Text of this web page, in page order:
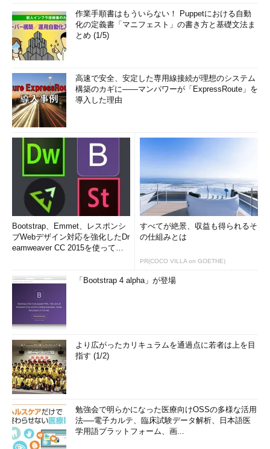
作業手順書はもういらない！ Puppetにおける自動
化の定義書「マニフェスト」の書き方と基礎文法ま
とめ (1/5)
高速で安全、安定した専用線接続が理想のシステム
構築のカギに――マンパワーが「ExpressRoute」を
導入した理由
Bootstrap、Emmet、レスポンシ
ブWebデザイン対応を強化したDr
eamweaver CC 2015を使って
すべてが絶景、収益も得られるそ
の仕組みとは
PR(COCO VILLA on GOETHE)
「Bootstrap 4 alpha」が登場
より広がったカリキュラムを通過点に若者は上を目
指す (1/2)
勉強会で明らかになった医療向けOSSの多様な活用
法──電子カルテ、臨床試験データ解析、日本語医
学用語プラットフォーム、画...